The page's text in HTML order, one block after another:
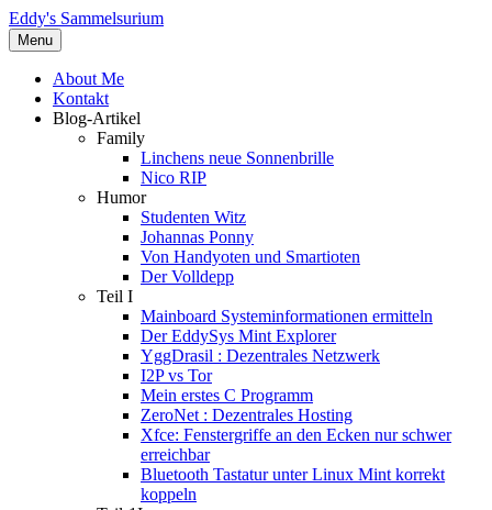
Eddy's Sammelsurium
Menu
About Me
Kontakt
Blog-Artikel
Family
Linchens neue Sonnenbrille
Nico RIP
Humor
Studenten Witz
Johannas Ponny
Von Handyoten und Smartioten
Der Volldepp
Teil I
Mainboard Systeminformationen ermitteln
Der EddySys Mint Explorer
YggDrasil : Dezentrales Netzwerk
I2P vs Tor
Mein erstes C Programm
ZeroNet : Dezentrales Hosting
Xfce: Fenstergriffe an den Ecken nur schwer
erreichbar
Bluetooth Tastatur unter Linux Mint korrekt
koppeln